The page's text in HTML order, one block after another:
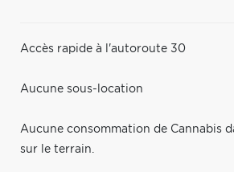
Accès rapide à l'autoroute 30
Aucune sous-location
Aucune consommation de Cannabis
sur le terrain.